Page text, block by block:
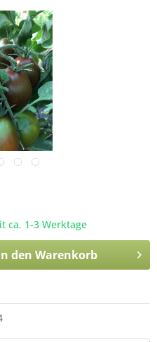
ca. 1-3 Werktage
den Warenkorb